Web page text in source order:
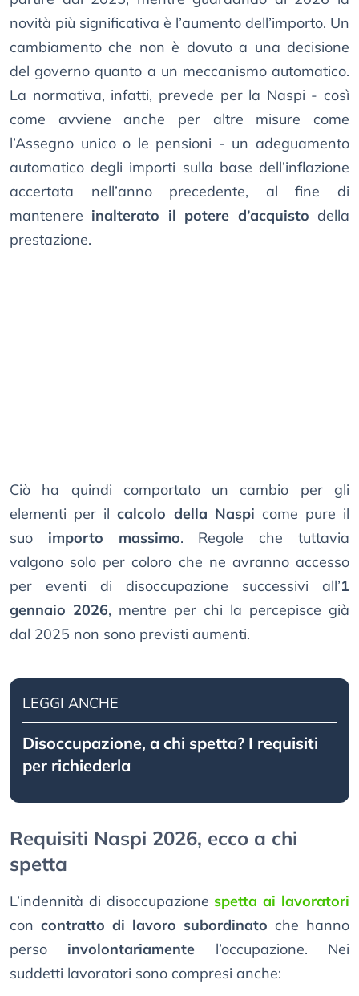
novità più significativa è l’aumento dell’importo. Un
cambiamento che non è dovuto a una decisione
del governo quanto a un meccanismo automatico.
La normativa, infatti, prevede per la Naspi - così
come avviene anche per altre misure come
l’Assegno unico o le pensioni - un adeguamento
automatico degli importi sulla base dell’inflazione
accertata nell’anno precedente, al fine di
mantenere inalterato il potere d’acquisto della
prestazione.
Ciò ha quindi comportato un cambio per gli
elementi per ilcalcolo della Naspi come pure il
suo importo massimo. Regole che tuttavia
valgono solo per coloro che ne avranno accesso
per eventi di disoccupazione successivi all’1
gennaio 2026, mentre per chi la percepisce già
dal 2025 non sono previsti aumenti.
LEGGI ANCHE
Disoccupazione, a chi spetta? I requisiti
per richiederla
Requisiti Naspi 2026, ecco a chi
spetta
L’indennità di disoccupazione spetta ai lavoratori
con contratto di lavoro subordinato che hanno
perso involontariamente l’occupazione. Nei
suddetti lavoratori sono compresi anche: